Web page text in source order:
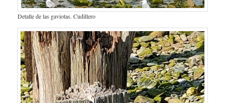
Detalle de las gaviotas. Cudillero